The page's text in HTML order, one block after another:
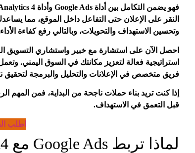
النقر على الإعلان حتى التفاعل داخل الموقع، مما
وتحسين الاستهداف والتحويلات، وبالتالي رفع كفاءة
احصل الآن على استشارة مع خبير واستشاري التسويق
استراتيجية فعالة لتعزيز مكانتك في السوق اليمني.
فريق متخصص في الإعلانات والتحليل والبرمجة لتحقيق
إذا كنت تريد بناء حملات ناجحة من البداية، فمن المهم
قبل التعمق في الاستهداف.
اطلب
لماذا تربط Google Ads مع GA4؟